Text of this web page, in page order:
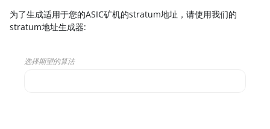
为了生成适用于您的ASIC矿机的stratum地址，请使用我们的
stratum地址生成器:
选择期望的算法